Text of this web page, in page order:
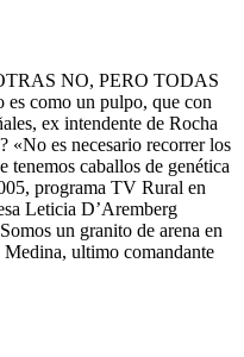
NO, PERO TODAS
como un pulpo, que con
ex intendente de Rocha
«No es necesario recorrer los
tenemos caballos de genética
programa TV Rural en
Leticia D’Aremberg
un granito de arena en
ultimo comandante